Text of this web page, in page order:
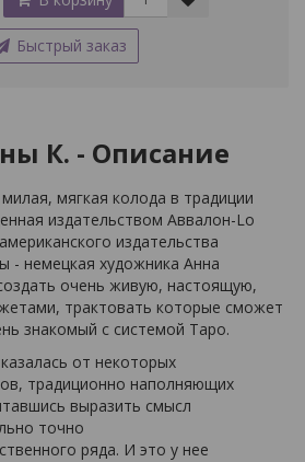
Быстрый заказ
К. - Описание
мягкая колода в традиции
издательством Аввалон-Lo
издательства
- немецкая художника Анна
очень живую, настоящую,
трактовать которые сможет
знакомый с системой Таро.
от некоторых
традиционно наполняющих
выразить смысл
точно
ряда. И это у нее